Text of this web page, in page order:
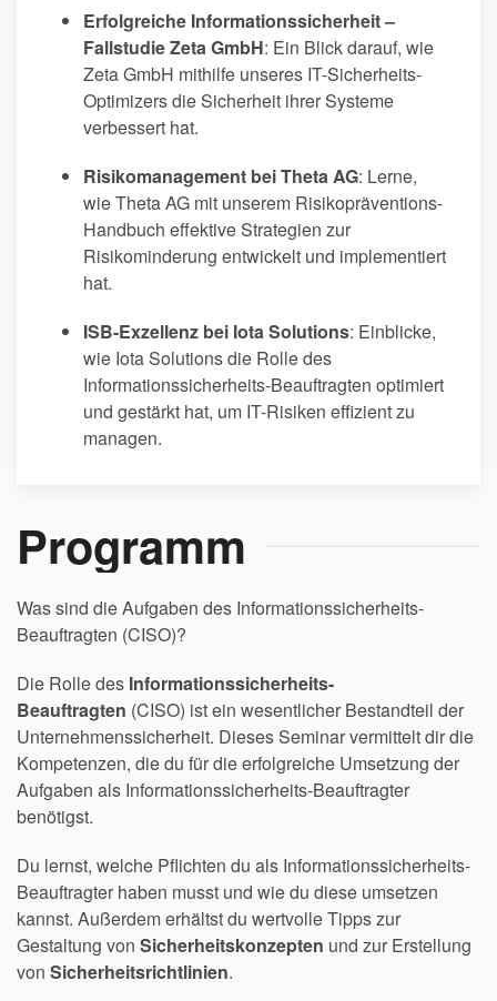
Erfolgreiche Informationssicherheit –
Fallstudie Zeta GmbH: Ein Blick darauf, wie
Zeta GmbH mithilfe unseres IT-Sicherheits-
Optimizers die Sicherheit ihrer Systeme
verbessert hat.
Risikomanagement bei Theta AG: Lerne,
wie Theta AG mit unserem Risikopräventions-
Handbuch effektive Strategien zur
Risikominderung entwickelt und implementiert
hat.
ISB-Exzellenz bei Iota Solutions: Einblicke,
wie Iota Solutions die Rolle des
Informationssicherheits-Beauftragten optimiert
und gestärkt hat, um IT-Risiken effizient zu
managen.
Programm
Was sind die Aufgaben des Informationssicherheits-
Beauftragten (CISO)?
Die Rolle des Informationssicherheits-
Beauftragten (CISO) ist ein wesentlicher Bestandteil der
Unternehmenssicherheit. Dieses Seminar vermittelt dir die
Kompetenzen, die du für die erfolgreiche Umsetzung der
Aufgaben als Informationssicherheits-Beauftragter
benötigst.
Du lernst, welche Pflichten du als Informationssicherheits-
Beauftragter haben musst und wie du diese umsetzen
kannst. Außerdem erhältst du wertvolle Tipps zur
Gestaltung von Sicherheitskonzepten und zur Erstellung
von Sicherheitsrichtlinien.